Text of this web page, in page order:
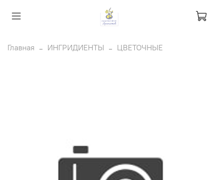
Главная ИНГРИДИЕНТЫ ЦВЕТОЧНЫЕ